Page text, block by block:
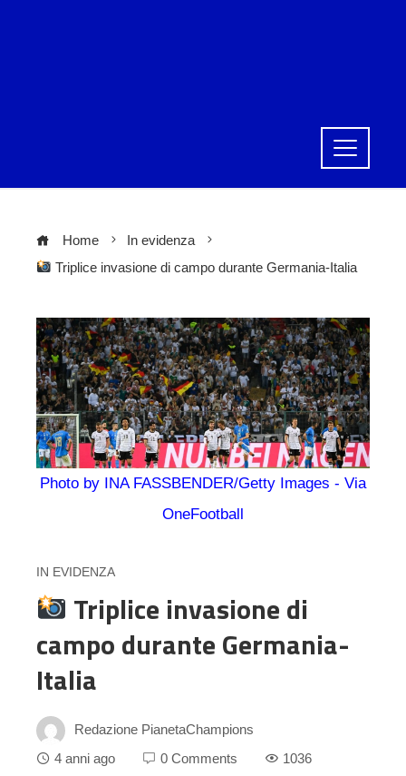
Home
In evidenza
Triplice invasione di campo durante Germania-Italia
Photo by INA FASSBENDER/Getty Images - Via
OneFootball
IN EVIDENZA
Triplice invasione di
campo durante Germania-
Italia
Redazione PianetaChampions
4 anni ago
0 Comments
1036